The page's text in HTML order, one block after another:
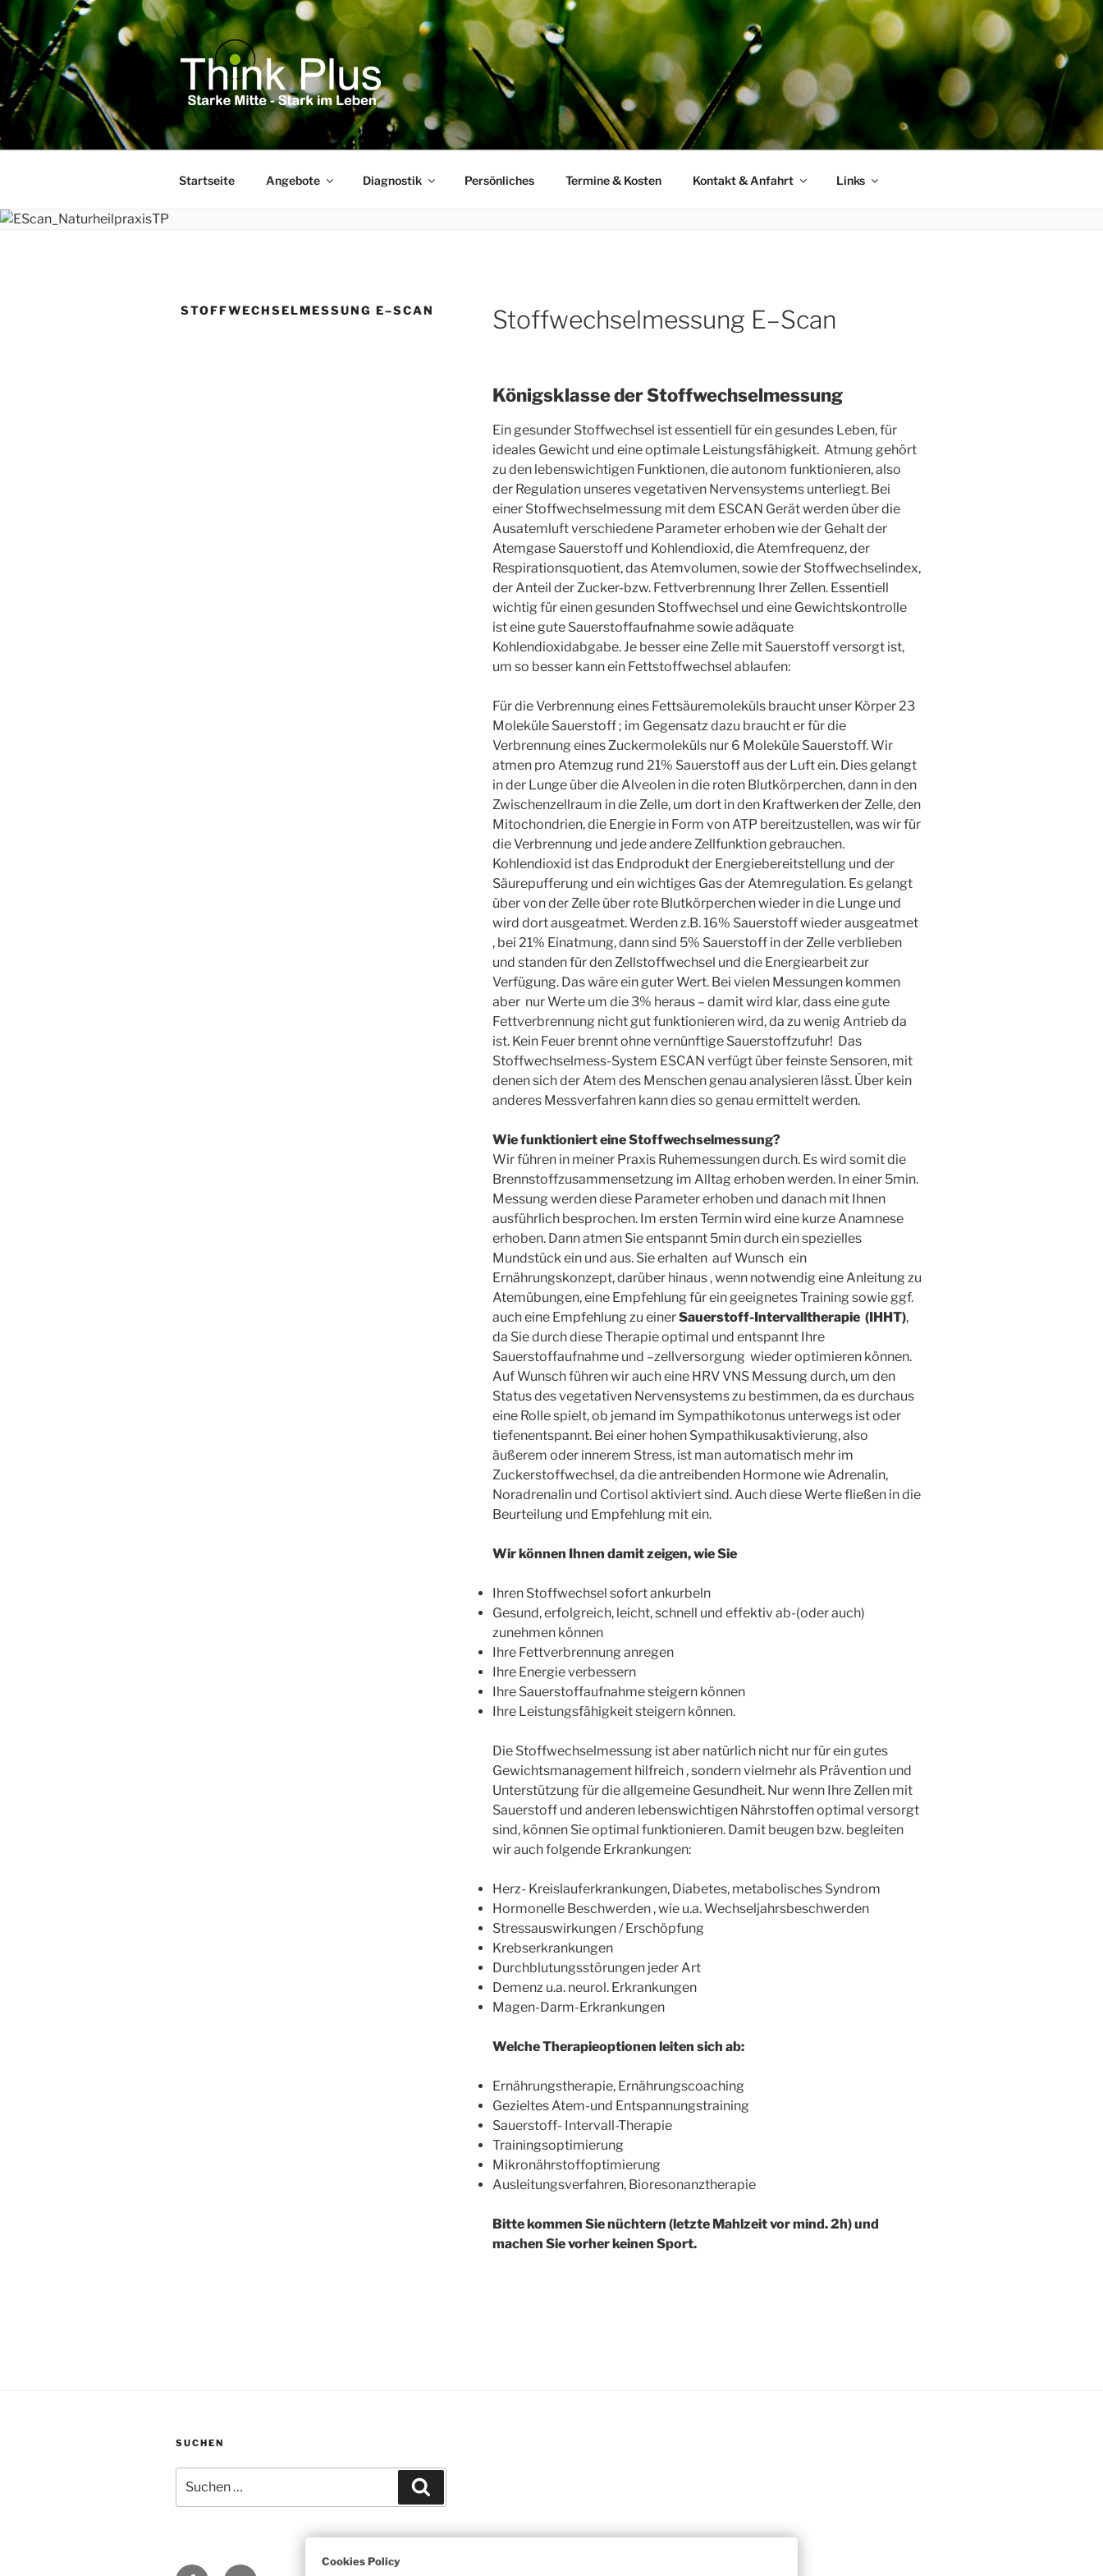
Zum
Inhalt
springen
Startseite Angebote Diagnostik Persönliches Termine & Kosten Kontakt & Anfahrt Links
STOFFWECHSELMESSUNG E–SCAN Stoffwechselmessung E–Scan
Königsklasse der Stoffwechselmessung
Ein gesunder Stoffwechsel ist essentiell für ein gesundes Leben, für
ideales Gewicht und eine optimale Leistungsfähigkeit. Atmung gehört
zu den lebenswichtigen Funktionen, die autonom funktionieren, also
der Regulation unseres vegetativen Nervensystems unterliegt. Bei
einer Stoffwechselmessung mit dem ESCAN Gerät werden über die
Ausatemluft verschiedene Parameter erhoben wie der Gehalt der
Atemgase Sauerstoff und Kohlendioxid, die Atemfrequenz, der
Respirationsquotient, das Atemvolumen, sowie der Stoffwechselindex,
der Anteil der Zucker-bzw. Fettverbrennung Ihrer Zellen. Essentiell
wichtig für einen gesunden Stoffwechsel und eine Gewichtskontrolle
ist eine gute Sauerstoffaufnahme sowie adäquate
Kohlendioxidabgabe. Je besser eine Zelle mit Sauerstoff versorgt ist,
um so besser kann ein Fettstoffwechsel ablaufen:
Für die Verbrennung eines Fettsäuremoleküls braucht unser Körper 23
Moleküle Sauerstoff ; im Gegensatz dazu braucht er für die
Verbrennung eines Zuckermoleküls nur 6 Moleküle Sauerstoff. Wir
atmen pro Atemzug rund 21% Sauerstoff aus der Luft ein. Dies gelangt
in der Lunge über die Alveolen in die roten Blutkörperchen, dann in den
Zwischenzellraum in die Zelle, um dort in den Kraftwerken der Zelle, den
Mitochondrien, die Energie in Form von ATP bereitzustellen, was wir für
die Verbrennung und jede andere Zellfunktion gebrauchen.
Kohlendioxid ist das Endprodukt der Energiebereitstellung und der
Säurepufferung und ein wichtiges Gas der Atemregulation. Es gelangt
über von der Zelle über rote Blutkörperchen wieder in die Lunge und
wird dort ausgeatmet. Werden z.B. 16% Sauerstoff wieder ausgeatmet
, bei 21% Einatmung, dann sind 5% Sauerstoff in der Zelle verblieben
und standen für den Zellstoffwechsel und die Energiearbeit zur
Verfügung. Das wäre ein guter Wert. Bei vielen Messungen kommen
aber nur Werte um die 3% heraus – damit wird klar, dass eine gute
Fettverbrennung nicht gut funktionieren wird, da zu wenig Antrieb da
ist. Kein Feuer brennt ohne vernünftige Sauerstoffzufuhr! Das
Stoffwechselmess-System ESCAN verfügt über feinste Sensoren, mit
denen sich der Atem des Menschen genau analysieren lässt. Über kein
anderes Messverfahren kann dies so genau ermittelt werden.
Wie funktioniert eine Stoffwechselmessung?
Wir führen in meiner Praxis Ruhemessungen durch. Es wird somit die
Brennstoffzusammensetzung im Alltag erhoben werden. In einer 5min.
Messung werden diese Parameter erhoben und danach mit Ihnen
ausführlich besprochen. Im ersten Termin wird eine kurze Anamnese
erhoben. Dann atmen Sie entspannt 5min durch ein spezielles
Mundstück ein und aus. Sie erhalten auf Wunsch ein
Ernährungskonzept, darüber hinaus , wenn notwendig eine Anleitung zu
Atemübungen, eine Empfehlung für ein geeignetes Training sowie ggf.
auch eine Empfehlung zu einerSauerstoff-Intervalltherapie (IHHT),
da Sie durch diese Therapie optimal und entspannt Ihre
Sauerstoffaufnahme und –zellversorgung wieder optimieren können.
Auf Wunsch führen wir auch eine HRV VNS Messung durch, um den
Status des vegetativen Nervensystems zu bestimmen, da es durchaus
eine Rolle spielt, ob jemand im Sympathikotonus unterwegs ist oder
tiefenentspannt. Bei einer hohen Sympathikusaktivierung, also
äußerem oder innerem Stress, ist man automatisch mehr im
Zuckerstoffwechsel, da die antreibenden Hormone wie Adrenalin,
Noradrenalin und Cortisol aktiviert sind. Auch diese Werte fließen in die
Beurteilung und Empfehlung mit ein.
Wir können Ihnen damit zeigen, wie Sie
Ihren Stoffwechsel sofort ankurbeln
Gesund, erfolgreich, leicht, schnell und effektiv ab-(oder auch)
zunehmen können
Ihre Fettverbrennung anregen
Ihre Energie verbessern
Ihre Sauerstoffaufnahme steigern können
Ihre Leistungsfähigkeit steigern können.
Die Stoffwechselmessung ist aber natürlich nicht nur für ein gutes
Gewichtsmanagement hilfreich , sondern vielmehr als Prävention und
Unterstützung für die allgemeine Gesundheit. Nur wenn Ihre Zellen mit
Sauerstoff und anderen lebenswichtigen Nährstoffen optimal versorgt
sind, können Sie optimal funktionieren. Damit beugen bzw. begleiten
wir auch folgende Erkrankungen:
Herz- Kreislauferkrankungen, Diabetes, metabolisches Syndrom
Hormonelle Beschwerden , wie u.a. Wechseljahrsbeschwerden
Stressauswirkungen / Erschöpfung
Krebserkrankungen
Durchblutungsstörungen jeder Art
Demenz u.a. neurol. Erkrankungen
Magen-Darm-Erkrankungen
Welche Therapieoptionen leiten sich ab:
Ernährungstherapie, Ernährungscoaching
Gezieltes Atem-und Entspannungstraining
Sauerstoff- Intervall-Therapie
Trainingsoptimierung
Mikronährstoffoptimierung
Ausleitungsverfahren, Bioresonanztherapie
Bitte kommen Sie nüchtern (letzte Mahlzeit vor mind. 2h) und
machen Sie vorher keinen Sport.
SUCHEN
nach: